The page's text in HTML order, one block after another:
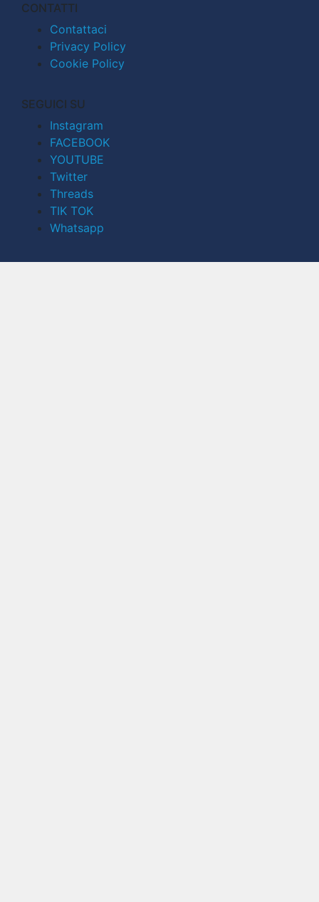
CONTATTI
Contattaci
Privacy Policy
Cookie Policy
SEGUICI SU
Instagram
FACEBOOK
YOUTUBE
Twitter
Threads
TIK TOK
Whatsapp